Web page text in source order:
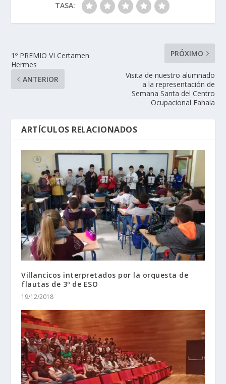
TASA:
1º PREMIO VI Certamen
Hermes
ANTERIOR
PRÓXIMO
Visita de nuestro alumnado
a la representación de
Semana Santa del Centro
Ocupacional Fahala
ARTÍCULOS RELACIONADOS
Villancicos interpretados por la orquesta de
flautas de 3º de ESO
19/12/2018